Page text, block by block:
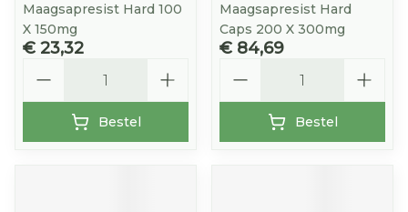
Maagsapresist Hard 100
X 150mg
€ 23,32
Bestel
Maagsapresist Hard
Caps 200 X 300mg
€ 84,69
Bestel